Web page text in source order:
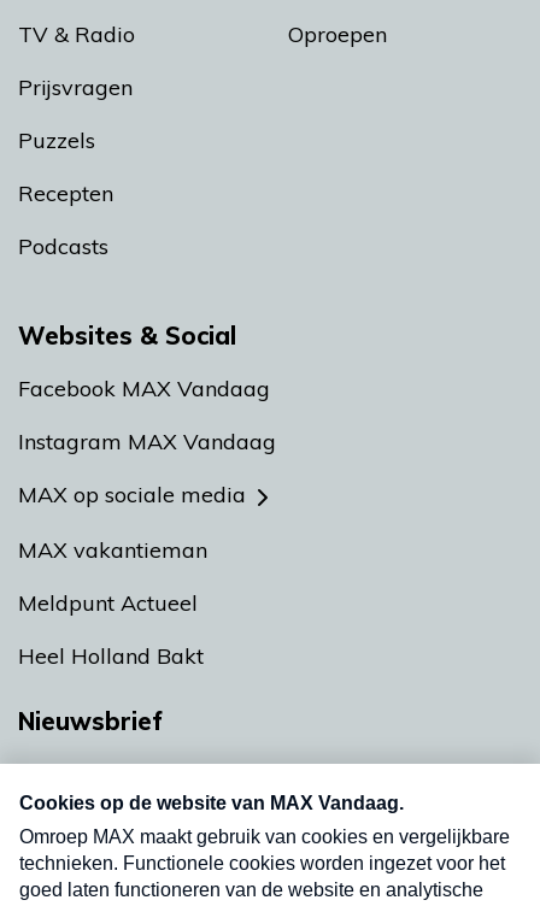
TV & Radio
Prijsvragen
Puzzels
Recepten
Podcasts
Oproepen
Websites & Social
Facebook MAX Vandaag
Instagram MAX Vandaag
MAX op sociale media
MAX vakantieman
Meldpunt Actueel
Heel Holland Bakt
Nieuwsbrief
nieuwsbrief. Elke vrijdag- en dinsdagochtend in
uw mailbox.
Verzend